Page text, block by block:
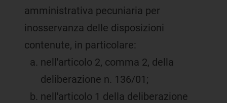
amministrativa pecuniaria per
inosservanza delle disposizioni
contenute, in particolare:
nell'articolo 2, comma 2, della
deliberazione n. 136/01;
nell'articolo 1 della deliberazione